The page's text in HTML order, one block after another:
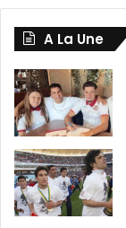
A La Une